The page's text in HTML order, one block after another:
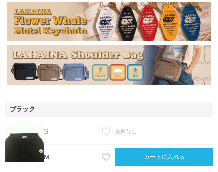
ブラック
S 在庫なし
M カートに入れる